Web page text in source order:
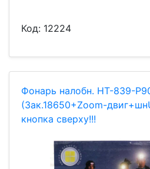
Код: 12224
Фонарь налобн. HT-839-
(3ак.18650+Zoom-
кнопка сверху!!!